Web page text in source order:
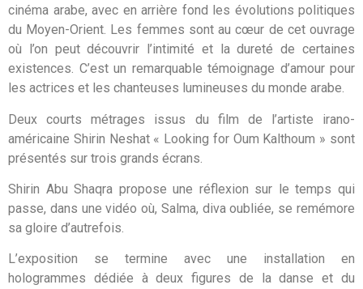
cinéma arabe, avec en arrière fond les évolutions politiques
du Moyen-Orient. Les femmes sont au cœur de cet ouvrage
où l’on peut découvrir l’intimité et la dureté de certaines
existences. C’est un remarquable témoignage d’amour pour
les actrices et les chanteuses lumineuses du monde arabe.
Deux courts métrages issus du film de l’artiste irano-
américaine Shirin Neshat « Looking for Oum Kalthoum » sont
présentés sur trois grands écrans.
Shirin Abu Shaqra propose une réflexion sur le temps qui
passe, dans une vidéo où, Salma, diva oubliée, se remémore
sa gloire d’autrefois.
L’exposition se termine avec une installation en
hologrammes dédiée à deux figures de la danse et du